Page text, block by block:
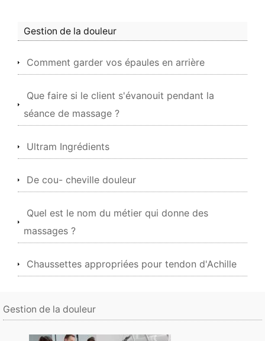
Gestion de la douleur
Comment garder vos épaules en arrière
Que faire si le client s'évanouit pendant la
séance de massage ?
Ultram Ingrédients
De cou- cheville douleur
Quel est le nom du métier qui donne des
massages ?
Chaussettes appropriées pour tendon d'Achille
Gestion de la douleur